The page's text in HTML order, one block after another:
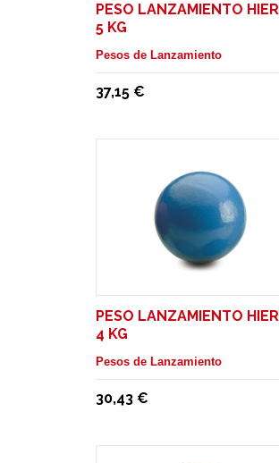
PESO LANZAMIENTO
5 KG
Pesos de Lanzamiento
37,15 €
PESO LANZAMIENTO
4 KG
Pesos de Lanzamiento
30,43 €